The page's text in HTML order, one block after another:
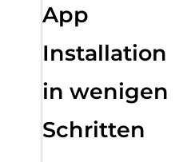
App
Installation
in wenigen
Schritten